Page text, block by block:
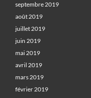
septembre 2019
août 2019
juillet 2019
juin 2019
mai 2019
avril 2019
mars 2019
février 2019